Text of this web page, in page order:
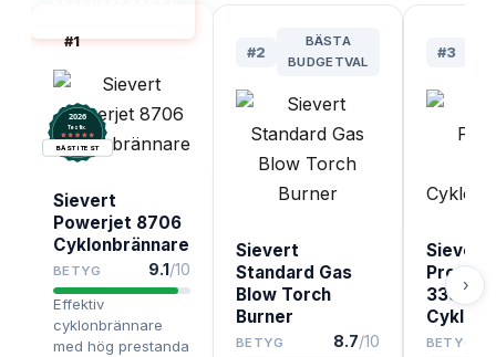
#1
2026
Testix.
BÄST I TEST
Sievert
Powerjet 8706
Cyklonbrännare
BETYG 9.1/10
Effektiv
cyklonbrännare
med hög prestanda
#2
BÄSTA
BUDGETVAL
Sievert
Standard Gas
Blow Torch
Burner
BETYG 8.7/10
#3
Sievert
333501
BETYG
›